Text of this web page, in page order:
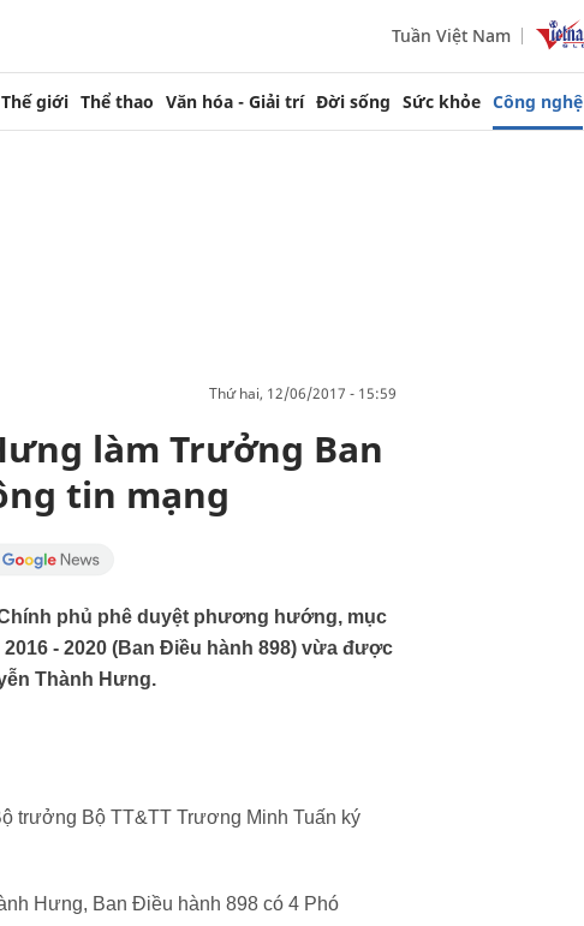
Tuần Việt Nam
Thế giới Thể thao Văn hóa - Giải trí Đời sống Sức khỏe Công nghệ
thứ hai, 12/06/2017 - 15:59
làm Trưởng Ban
tin mạng
phủ phê duyệt phương hướng, mục
- 2020 (Ban Điều hành 898) vừa được
Thành Hưng.
trưởng Bộ TT&TT Trương Minh Tuấn ký
Hưng, Ban Điều hành 898 có 4 Phó